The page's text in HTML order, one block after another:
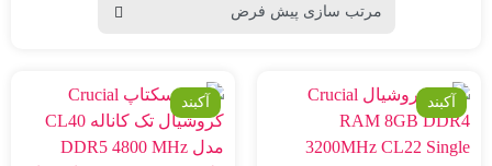
آکبند آکبند